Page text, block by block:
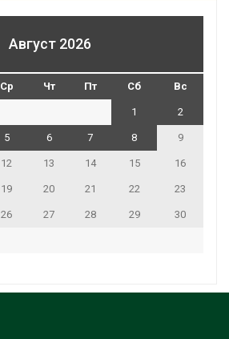
Август 2026
Ср Чт Пт Сб Вс
1 2
5 6 7 8 9
12 13 14 15 16
19 20 21 22 23
26 27 28 29 30